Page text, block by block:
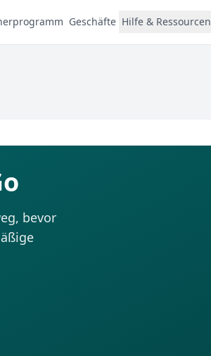
Geschäfte Hilfe & Ressourcen
bevor